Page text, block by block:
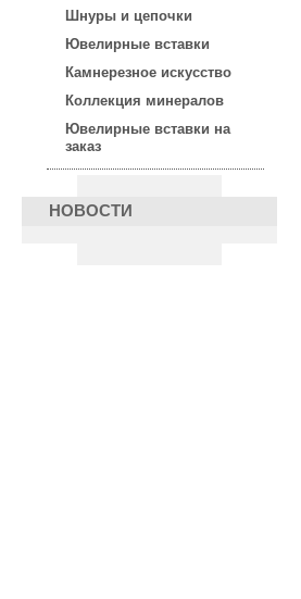
Шнуры и цепочки
Ювелирные вставки
Камнерезное искусство
Коллекция минералов
Ювелирные вставки на
заказ
НОВОСТИ